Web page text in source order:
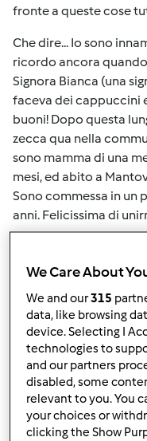
fronte a queste cose
Che dire... Io sono
ricordo ancora
Signora Bianca (una
faceva dei cappuccini
buoni! Dopo questa
zecca qua nella
sono mamma di una
mesi, ed abito a
Sono commessa in un
anni. Felicissima di
Accedio
cip.cip
Sab, 04/27/2013 - 07:13
We Care About
We and our315
data, like browsing
device. Selecting I
technologies to
and our partners
disabled, some
relevant to you. You
your choices or
clicking the Show